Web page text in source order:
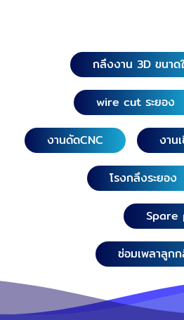
กลึงงาน 3D ขนา
wire cut ระยอง
งานดัดCNC งาน
โรงกลึงระยอง
Spare
ซ่อมเพลาลูก